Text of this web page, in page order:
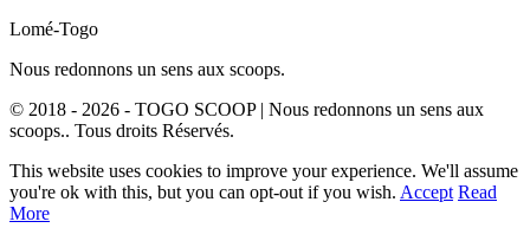
Lomé-Togo
Nous redonnons un sens aux scoops.
© 2018 - 2026 - TOGO SCOOP | Nous redonnons un sens aux
scoops.. Tous droits Réservés.
This website uses cookies to improve your experience. We'll assume
you're ok with this, but you can opt-out if you wish. Accept Read
More